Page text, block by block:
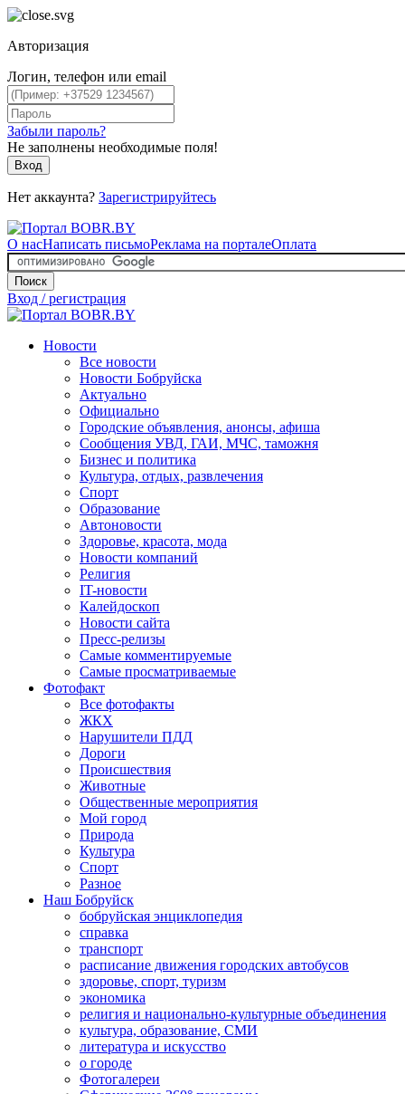
Авторизация
Логин, телефон или email
Забыли пароль?
Не заполнены необходимые поля!
Вход
Нет аккаунта? Зарегистрируйтесь
О насНаписать письмоРеклама на порталеОплата
Поиск
Вход / регистрация
Новости
Все новости
Новости Бобруйска
Актуально
Официально
Городские объявления, анонсы, афиша
Сообщения УВД, ГАИ, МЧС, таможня
Бизнес и политика
Культура, отдых, развлечения
Спорт
Образование
Автоновости
Здоровье, красота, мода
Новости компаний
Религия
IT-новости
Калейдоскоп
Новости сайта
Пресс-релизы
Самые комментируемые
Самые просматриваемые
Фотофакт
Все фотофакты
ЖКХ
Нарушители ПДД
Дороги
Происшествия
Животные
Общественные мероприятия
Мой город
Природа
Культура
Спорт
Разное
Наш Бобруйск
бобруйская энциклопедия
справка
транспорт
расписание движения городских автобусов
здоровье, спорт, туризм
экономика
религия и национально-культурные объединения
культура, образование, СМИ
литература и искусство
о городе
Фотогалереи